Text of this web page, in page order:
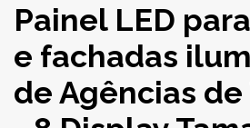
Painel LED
e fachadas
de Agências